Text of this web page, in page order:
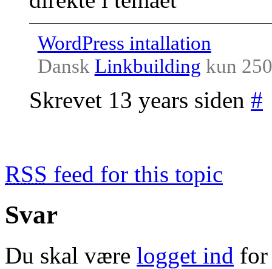
WordPress intallation
Dansk Linkbuilding kun
Skrevet 13 years siden #
RSS feed for this topic
Svar
Du skal være logget ind for